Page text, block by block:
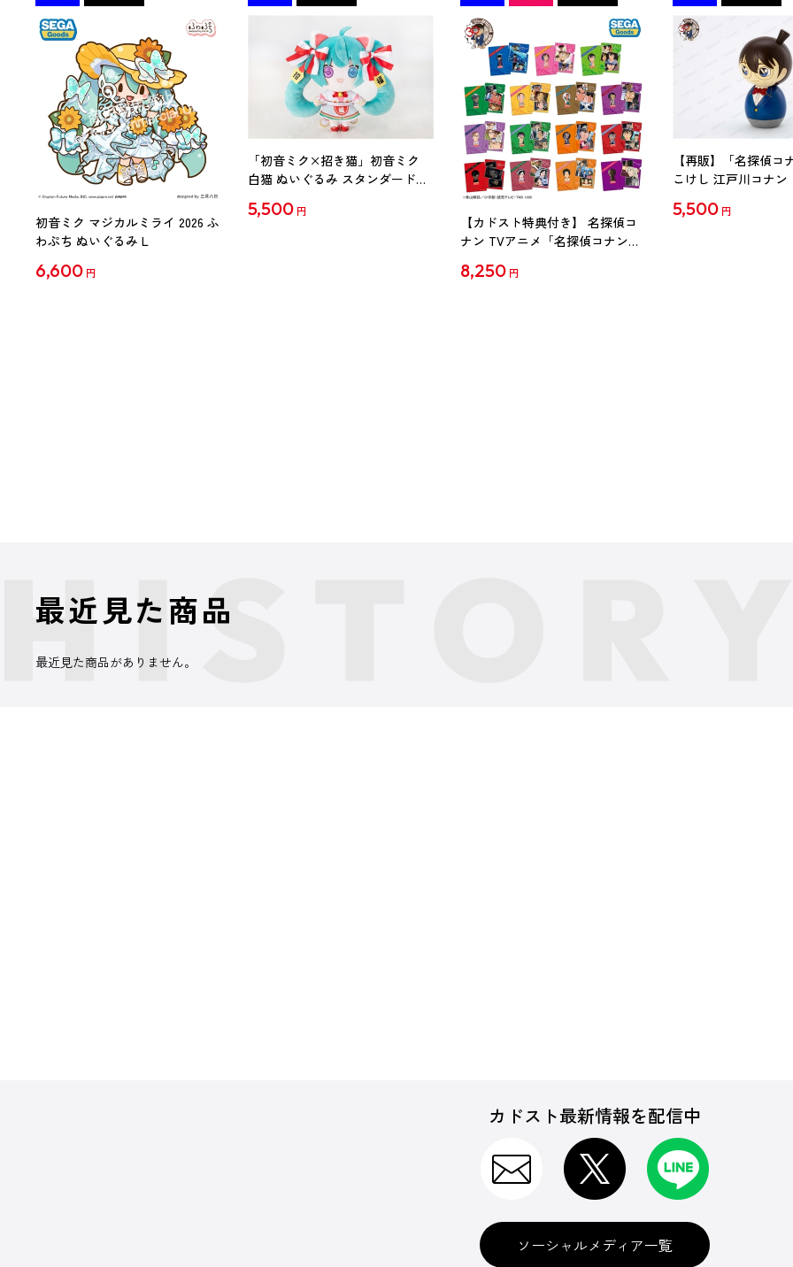
初音ミク マジカルミライ 2026 ふ
わぷち ぬいぐるみ L
6,600 円
「初音ミク×招き猫」初音ミク
白猫 ぬいぐるみ スタンダード
5,500 円
【カドスト特典付き】 名探偵コ
ナン TVアニメ「名探偵コナン」
【1BOX】
8,250 円
【再販】「名探偵コ
こけし 江戸川コナン
5,500 円
最近見た商品
最近見た商品がありません。
カドスト最新情報を配信中
ソーシャルメディア一覧